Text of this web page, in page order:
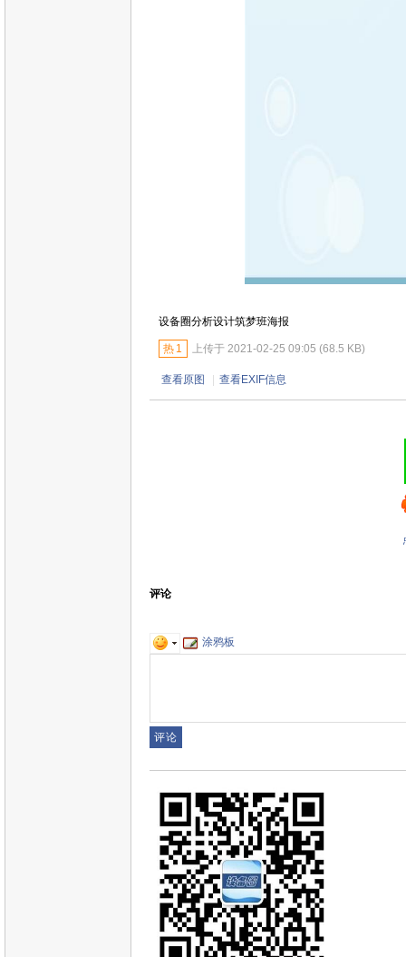
设备圈分析设计筑梦班海报
热 1 上传于 2021-02-25 09:05 (68.5 KB)
查看原图 | 查看EXIF信息
评论
涂鸦板